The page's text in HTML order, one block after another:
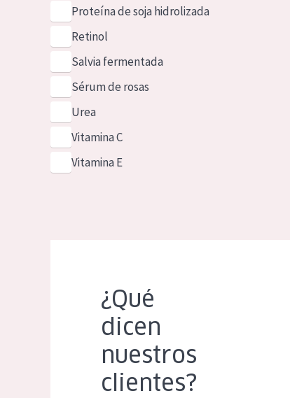
Proteína de soja hidrolizada
Retinol
Salvia fermentada
Sérum de rosas
Urea
Vitamina C
Vitamina E
¿Qué
dicen
nuestros
clientes?